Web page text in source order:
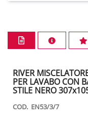
RIVER
PER LAVABO CON
STILE NERO
COD. EN53/3/7